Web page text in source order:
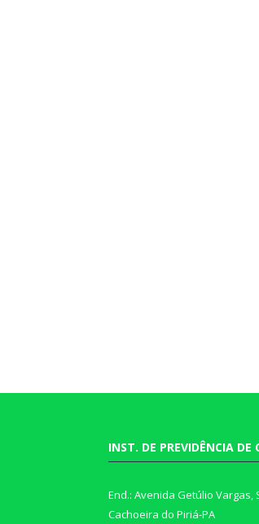
INST. DE PREVIDÊNCIA DE
End.: Avenida Getúlio Vargas,
Cachoeira do Piriá-PA